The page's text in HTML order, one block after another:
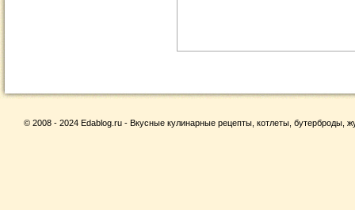
© 2008 - 2024 Edablog.ru - Вкусные кулинарные рецепты, котлеты, бутерброды,